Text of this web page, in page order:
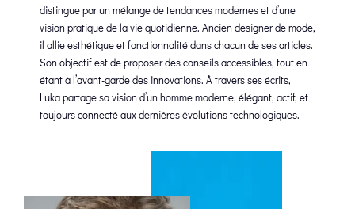
distingue par un mélange de tendances modernes et d’une
vision pratique de la vie quotidienne. Ancien designer de mode,
il allie esthétique et fonctionnalité dans chacun de ses articles.
Son objectif est de proposer des conseils accessibles, tout en
étant à l’avant-garde des innovations. À travers ses écrits,
Luka partage sa vision d’un homme moderne, élégant, actif, et
toujours connecté aux dernières évolutions technologiques.